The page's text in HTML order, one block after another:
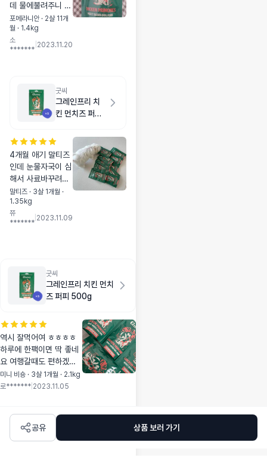
데 물에불려주니 잘
먹네요 ㅋ 느낌인지
는 모르지만 눈물도
덜나는거 같고 ㅋ
포메라니안 · 2살 11개
월 · 1.4kg
소
*******
2023.11.20
굿씨
그레인프리 치
킨 먼치즈 퍼피
4개월 애기 말티즈
인데 눈물자국이 심
해서 사료바꾸려고
고민하던 차에 추천
으로 먹여봐요 ㅎㅎ
용량도 부담없고 소
말티즈 · 3살 1개월 ·
1.35kg
쮸
*******
2023.11.09
굿씨
그레인프리 치킨 먼치
즈 퍼피 500g
역시 잘먹어여 ㅎㅎㅎㅎ
하루에 한팩이면 딱 좋네
요 여행갈때도 편하겠어
용 노즈워크처럼 뿌려주
면 알갱이가 그래도 좀 큰
간식도 안먹이규용
미니 비숑 · 3살 1개월 · 2.1kg
로******* 2023.11.05
공유 상품 보러 가기